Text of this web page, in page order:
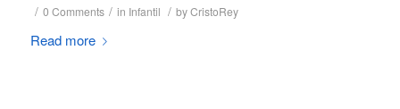
/ 0 Comments / in Infantil / byCristoRey
Read more